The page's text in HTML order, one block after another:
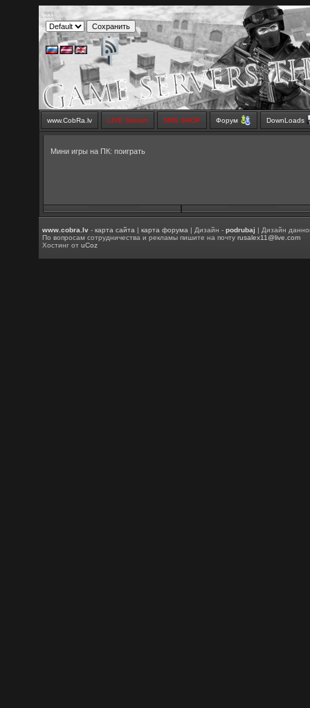
www.CobRa.lv LIVE Stream SMS SHOP Форум DownLoads
Мини игры на ПК:поиграть
www.cobra.lv -карта сайта |карта форума | Дизайн -podrubaj | Дизайн
По вопросам сотрудничества и рекламы пишите на почтуrusalex11@live.com
Хостинг отuCoz